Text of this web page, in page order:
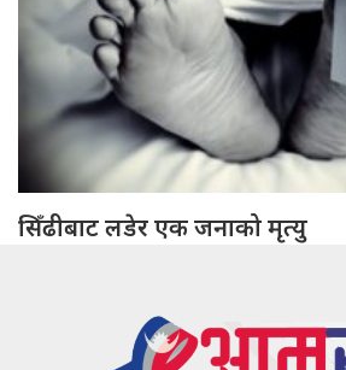
सिँढीबाट लडेर एक जनाको मृत्यु